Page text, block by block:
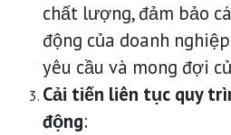
chất lượng, đảm bảo
động của doanh
yêu cầu và mong đợi
Cải tiến liên tục quy
động: